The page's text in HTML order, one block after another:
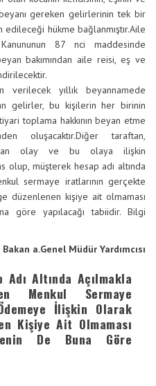
gereken gelirlerinin tek bir
hükme bağlanmıştır.Aile
87 nci maddesinde
bakımından aile reisi, eş ve
yıllık beyannamede
gelirler, bu kişilerin her birinin
toplama hakkının beyan etme
oluşacaktır.Diğer taraftan,
olay ve bu olaya ilişkin
müşterek hesap adı altında
sermaye iratlarının gerçekte
düzenlenen kişiye ait olmaması
göre yapılacağı tabiidir. Bilgi
Bakan a.Genel Müdür Yardımcısı
Adı Altında Açılmakla
Menkul Sermaye
İlişkin Olarak
Kişiye Ait Olmaması
De Buna Göre